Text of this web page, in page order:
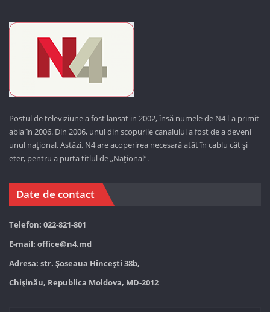
Postul de televiziune a fost lansat in 2002, însă numele de N4 l-a primit
abia în 2006. Din 2006, unul din scopurile canalului a fost de a deveni
unul național. Astăzi, N4 are acoperirea necesară atât în cablu cât și
eter, pentru a purta titlul de „Național”.
Date de contact
Telefon: 022-821-801
E-mail: office@n4.md
Adresa: str. Șoseaua Hînceşti 38b,
Chișinău, Republica Moldova, MD-2012